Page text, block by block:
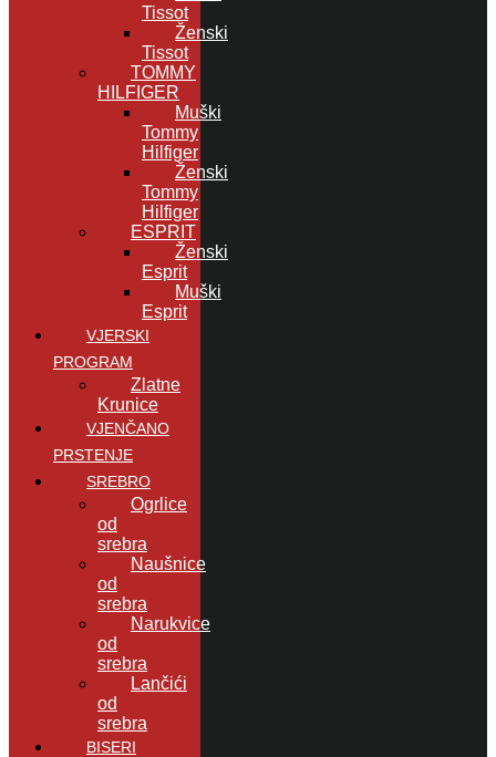
Tissot
Ženski
Tissot
TOMMY
HILFIGER
Muški
Tommy
Hilfiger
Ženski
Tommy
Hilfiger
ESPRIT
Ženski
Esprit
Muški
Esprit
VJERSKI
PROGRAM
Zlatne
Krunice
VJENČANO
PRSTENJE
SREBRO
Ogrlice
od
srebra
Naušnice
od
srebra
Narukvice
od
srebra
Lančići
od
srebra
BISERI